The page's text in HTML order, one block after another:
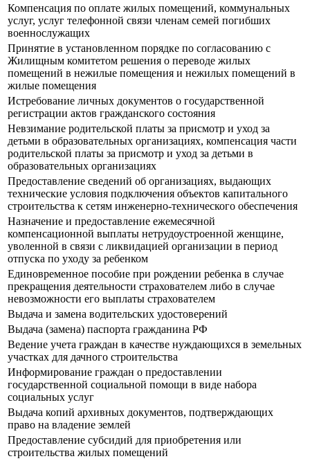
Компенсация по оплате жилых помещений, коммунальных
услуг, услуг телефонной связи членам семей погибших
военнослужащих
Принятие в установленном порядке по согласованию с
Жилищным комитетом решения о переводе жилых
помещений в нежилые помещения и нежилых помещений в
жилые помещения
Истребование личных документов о государственной
регистрации актов гражданского состояния
Невзимание родительской платы за присмотр и уход за
детьми в образовательных организациях, компенсация части
родительской платы за присмотр и уход за детьми в
образовательных организациях
Предоставление сведений об организациях, выдающих
технические условия подключения объектов капитального
строительства к сетям инженерно-технического обеспечения
Назначение и предоставление ежемесячной
компенсационной выплаты нетрудоустроенной женщине,
уволенной в связи с ликвидацией организации в период
отпуска по уходу за ребенком
Единовременное пособие при рождении ребенка в случае
прекращения деятельности страхователем либо в случае
невозможности его выплаты страхователем
Выдача и замена водительских удостоверений
Выдача (замена) паспорта гражданина РФ
Ведение учета граждан в качестве нуждающихся в земельных
участках для дачного строительства
Информирование граждан о предоставлении
государственной социальной помощи в виде набора
социальных услуг
Выдача копий архивных документов, подтверждающих
право на владение землей
Предоставление субсидий для приобретения или
строительства жилых помещений